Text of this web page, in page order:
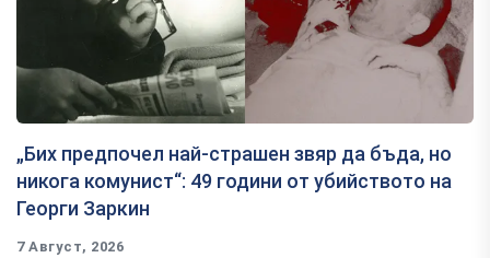
„Бих предпочел най-страшен звяр да бъда, но
никога комунист“: 49 години от убийството на
Георги Заркин
7 Август, 2026